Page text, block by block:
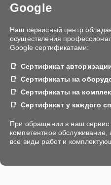
Google
Наш сервисный центр
осуществления
Google сертификатами:
Сертификат
Сертификаты на
Сертификаты на
Сертификат у каждого
При обращении в наш сервис
компетентное обслуживание,
все виды работ и